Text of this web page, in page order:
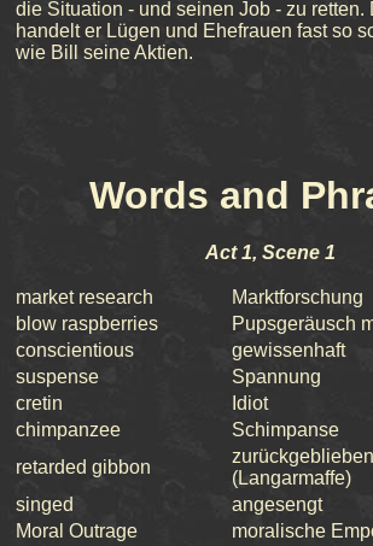
die Situation - und seinen Job - zu retten.
handelt er Lügen und Ehefrauen fast so
wie Bill seine Aktien.
Words and
Act 1, Scene 1
market research
Marktforschung
blow raspberries
Pupsgeräusch
conscientious
gewissenhaft
suspense
Spannung
cretin
Idiot
chimpanzee
Schimpanse
retarded gibbon
(Langarmaffe)
singed
angesengt
Moral Outrage
moralische